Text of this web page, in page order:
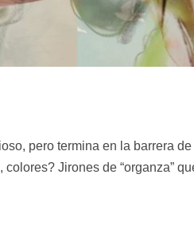
pero termina en la barrera
Jirones de “organza”